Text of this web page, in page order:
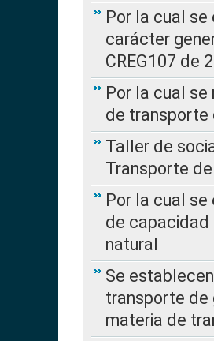
Por la cual
carácter
CREG107 de
Por la cual
de transporte
Taller de
Transporte
Por la cual
de capacidad
natural
Se
transporte de
materia de